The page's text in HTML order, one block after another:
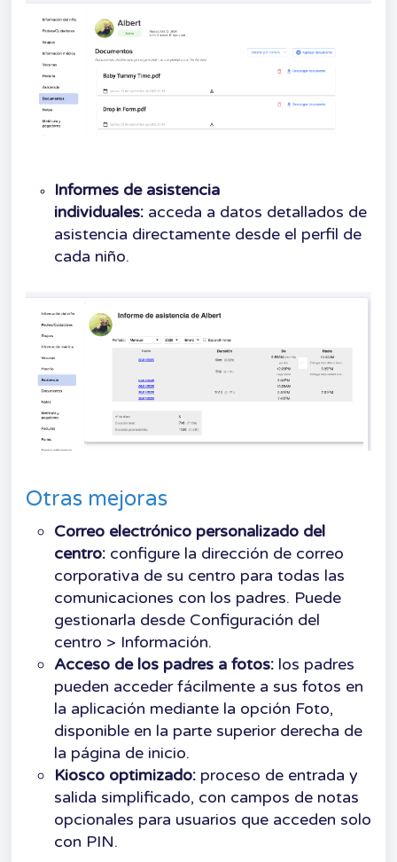
Informes de asistencia
individuales: acceda a datos detallados de
asistencia directamente desde el perfil de
cada niño.
Otras mejoras
Correo electrónico personalizado del
centro: configure la dirección de correo
corporativa de su centro para todas las
comunicaciones con los padres. Puede
gestionarla desde Configuración del
centro > Información.
Acceso de los padres a fotos: los padres
pueden acceder fácilmente a sus fotos en
la aplicación mediante la opción Foto,
disponible en la parte superior derecha de
la página de inicio.
Kiosco optimizado: proceso de entrada y
salida simplificado, con campos de notas
opcionales para usuarios que acceden solo
con PIN.